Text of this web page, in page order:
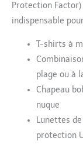
Protection
indispensable
T-shirts à
plage ou à
Chapeau
nuque
Lunettes
protection